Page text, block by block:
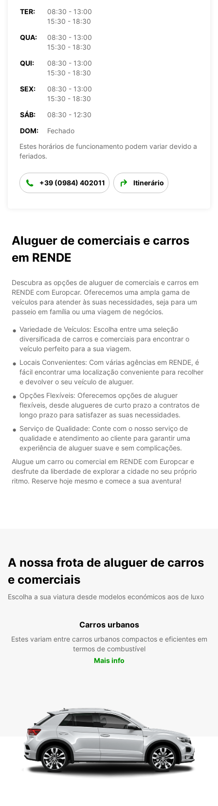
TER:
08:30 - 13:00
15:30 - 18:30
QUA:
08:30 - 13:00
15:30 - 18:30
QUI:
08:30 - 13:00
15:30 - 18:30
SEX:
08:30 - 13:00
15:30 - 18:30
SÁB:
08:30 - 12:30
DOM:
Fechado
Estes horários de funcionamento podem variar devido a
feriados.
+39 (0984) 402011 Itinerário
Aluguer de comerciais e carros
em RENDE
Descubra as opções de aluguer de comerciais e carros em
RENDE com Europcar. Oferecemos uma ampla gama de
veículos para atender às suas necessidades, seja para um
passeio em família ou uma viagem de negócios.
Variedade de Veículos: Escolha entre uma seleção
diversificada de carros e comerciais para encontrar o
veículo perfeito para a sua viagem.
Locais Convenientes: Com várias agências em RENDE, é
fácil encontrar uma localização conveniente para recolher
e devolver o seu veículo de aluguer.
Opções Flexíveis: Oferecemos opções de aluguer
flexíveis, desde alugueres de curto prazo a contratos de
longo prazo para satisfazer as suas necessidades.
Serviço de Qualidade: Conte com o nosso serviço de
qualidade e atendimento ao cliente para garantir uma
experiência de aluguer suave e sem complicações.
Alugue um carro ou comercial em RENDE com Europcar e
desfrute da liberdade de explorar a cidade no seu próprio
ritmo. Reserve hoje mesmo e comece a sua aventura!
A nossa frota de aluguer de carros
e comerciais
Escolha a sua viatura desde modelos económicos aos de luxo
Carros urbanos
Estes variam entre carros urbanos compactos e eficientes em
termos de combustível
Mais info